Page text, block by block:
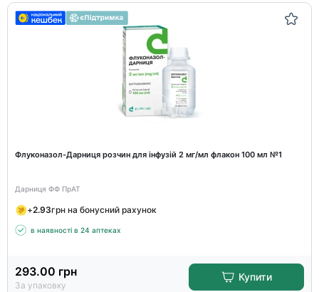
Флуконазол-Дарниця розчин для інфузій 2 мг/мл флакон 100 мл №1
Дарниця ФФ ПрАТ
+2.93грн на бонусний рахунок
в наявності в 24 аптеках
293.00 грн
За упаковку
Купити